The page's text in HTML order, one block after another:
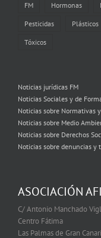
FM Hormonas
Pesticidas Plásticos
Tóxicos
Noticias jurídicas FM
Noticias Sociales y de
Noticias sobre Normativas
Noticias sobre Medio
Noticias sobre Derechos
Noticias sobre denuncias y
ASOCIACIÓN
C/ Antonio Manchado
Centro Fátima
Las Palmas de Gran